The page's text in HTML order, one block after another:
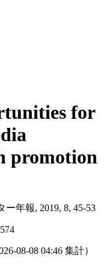
for
promotion
年報, 2019, 8, 45-53
08-08 04:46 集計）